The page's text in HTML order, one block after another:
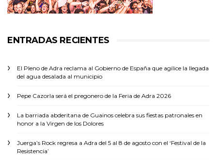
ENTRADAS RECIENTES
El Pleno de Adra reclama al Gobierno de España que agilice la llegada
del agua desalada al municipio
Pepe Cazorla será el pregonero de la Feria de Adra 2026
La barriada abderitana de Guainos celebra sus fiestas patronales en
honor a la Virgen de los Dolores
Juerga’s Rock regresa a Adra del 5 al 8 de agosto con el ‘Festival de la
Resistencia’